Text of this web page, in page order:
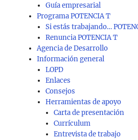
Guía empresarial
Programa POTENCIA T
Si estás trabajando…
Renuncia POTENCIA T
Agencia de Desarrollo
Información general
LOPD
Enlaces
Consejos
Herramientas de apoyo
Carta de presentación
Currículum
Entrevista de trabajo